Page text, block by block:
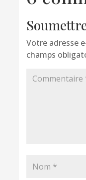
Votre adresse
champs